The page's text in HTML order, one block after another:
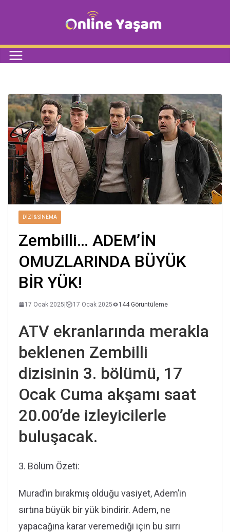
DIZI & SINEMA
Zembilli… ADEM’İN
OMUZLARINDA BÜYÜK
BİR YÜK!
17 Ocak 2025| 17 Ocak 2025 144 Görüntüleme
ATV ekranlarında merakla
beklenen Zembilli
dizisinin 3. bölümü, 17
Ocak Cuma akşamı saat
20.00’de izleyicilerle
buluşacak.
3. Bölüm Özeti:
Murad’ın bırakmış olduğu vasiyet, Adem’in
sırtına büyük bir yük bindirir. Adem, ne
yapacağına karar veremediği için bu sırrı